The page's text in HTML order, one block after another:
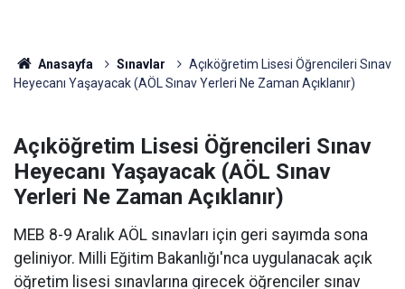
Anasayfa Sınavlar
Açıköğretim Lisesi Öğrencileri Sınav
Heyecanı Yaşayacak (AÖL Sınav Yerleri Ne Zaman Açıklanır)
Açıköğretim Lisesi Öğrencileri Sınav
Heyecanı Yaşayacak (AÖL Sınav
Yerleri Ne Zaman Açıklanır)
MEB 8-9 Aralık AÖL sınavları için geri sayımda sona
geliniyor. Milli Eğitim Bakanlığı'nca uygulanacak açık
öğretim lisesi sınavlarına girecek öğrenciler sınav